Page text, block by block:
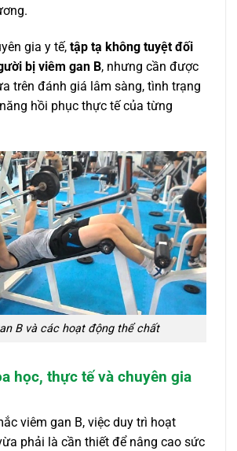
gia y tế, tập tạ không tuyệt đối
bị viêm gan B, nhưng cần được
trên đánh giá lâm sàng, tình trạng
hồi phục thực tế của từng
B và các hoạt động thể chất
học, thực tế và chuyên gia
viêm gan B, việc duy trì hoạt
phải là cần thiết để nâng cao sức